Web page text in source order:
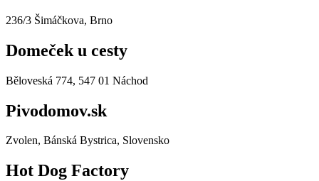
236/3 Šimáčkova, Brno
Domeček u cesty
Běloveská 774, 547 01 Náchod
Pivodomov.sk
Zvolen, Bánská Bystrica, Slovensko
Hot Dog Factory